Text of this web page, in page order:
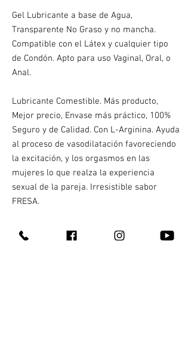
Gel Lubricante a base de Agua,
Transparente No Graso y no mancha.
Compatible con el Látex y cualquier tipo
de Condón. Apto para uso Vaginal, Oral, o
Anal.
Lubricante Comestible. Más producto,
Mejor precio, Envase más práctico, 100%
Seguro y de Calidad. Con L-Arginina. Ayuda
al proceso de vasodilatación favoreciendo
la excitación, y los orgasmos en las
mujeres lo que realza la experiencia
sexual de la pareja. Irresistible sabor
FRESA.
Llegó el momento de que disfrutes y
aumentes el placer con el Lubricante Feel